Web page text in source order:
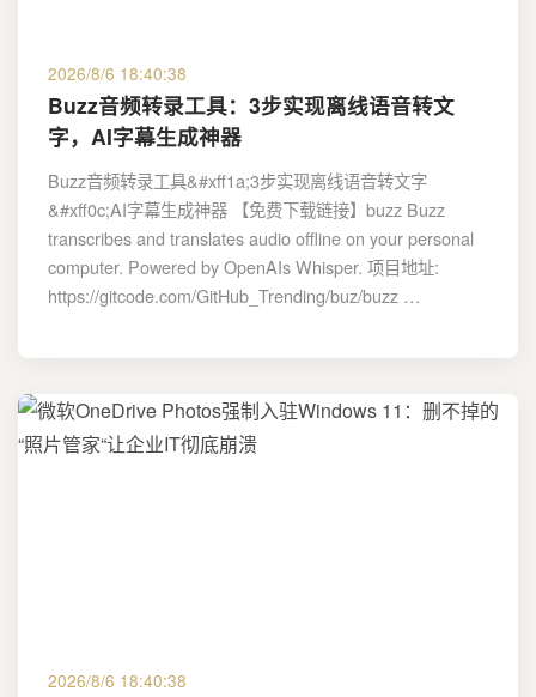
2026/8/6 18:40:38
Buzz音频转录工具：3步实现离线语音转文
字，AI字幕生成神器
Buzz音频转录工具&#xff1a;3步实现离线语音转文字
&#xff0c;AI字幕生成神器 【免费下载链接】buzz Buzz
transcribes and translates audio offline on your personal
computer. Powered by OpenAIs Whisper. 项目地址:
https://gitcode.com/GitHub_Trending/buz/buzz …
2026/8/6 18:40:38